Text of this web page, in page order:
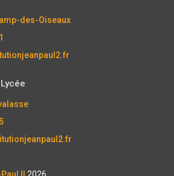
des-Oiseaux